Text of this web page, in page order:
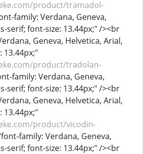
product/tramadol-
family: Verdana, Geneva,
serif; font-size: 13.44px;" /><br
Geneva, Helvetica, Arial,
13.44px;"
product/tradolan-
family: Verdana, Geneva,
serif; font-size: 13.44px;" /><br
Geneva, Helvetica, Arial,
13.44px;"
product/vicodin-
family: Verdana, Geneva,
serif; font-size: 13.44px;" /><br